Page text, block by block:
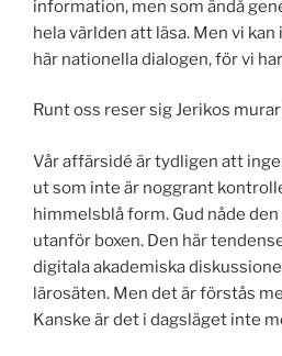
information, men som ändå
hela världen att läsa. Men vi
här nationella dialogen, för vi
Runt oss reser sig Jerikos
Vår affärsidé är tydligen att
ut som inte är noggrant
himmelsblå form. Gud nåde
utanför boxen. Den här
digitala akademiska
lärosäten. Men det är förstås
Kanske är det i dagsläget inte